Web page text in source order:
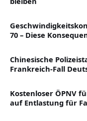
70 – Diese
Chinesische
Frankreich-Fall
Kostenloser ÖPNV
auf Entlastung für